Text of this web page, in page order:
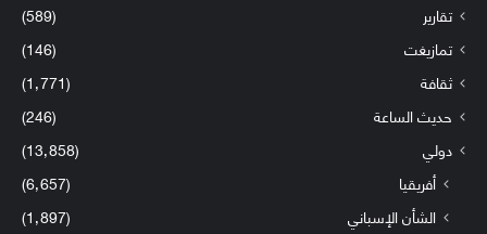
تقارير
(589)
تمازيغت
(146)
ثقافة
(1٬771)
حديث الساعة
(246)
دولي
(13٬858)
أفريقيا
(6٬657)
الشأن الإسباني
(1٬897)